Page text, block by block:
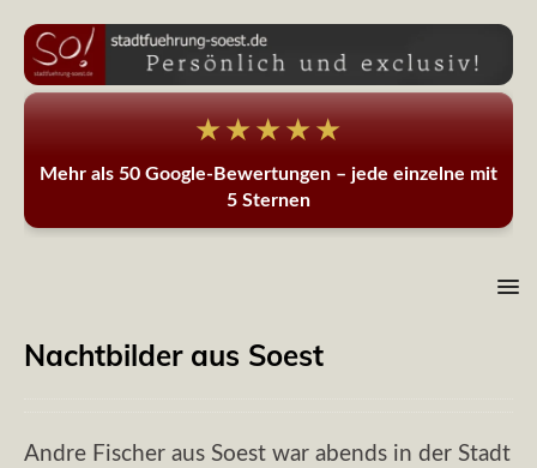
★★★★★
Mehr als 50 Google-Bewertungen – jede einzelne mit
5 Sternen
Nachtbilder aus Soest
Andre Fischer aus Soest war abends in der Stadt